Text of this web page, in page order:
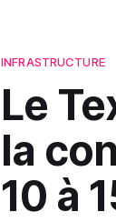
INFRASTRUCTURE
Le
la
10 à